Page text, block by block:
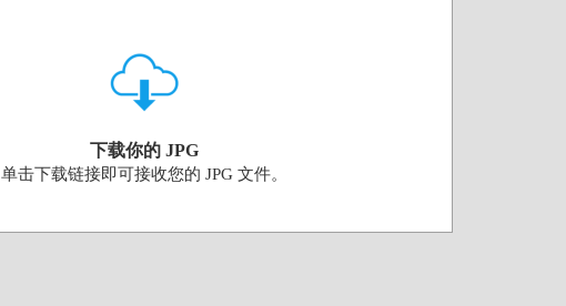
下载你的 JPG
单击下载链接即可接收您的 JPG 文件。